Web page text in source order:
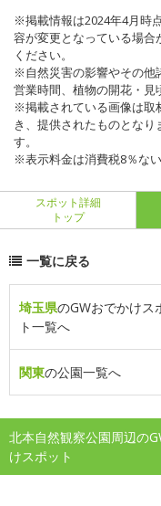
※掲載情報は2024年4月時
容が変更となっている場
ください。
※自然災害の影響やその他
営業時間、植物の開花・見
※掲載されている画像は取
き、提供されたものとな
す。
※表示料金は消費税8％な
スポット詳細
トップ
一覧に戻る
埼玉県のGWおでかけス
ト一覧へ
関東の公園一覧へ
北本自然観察公園周辺の
けスポット